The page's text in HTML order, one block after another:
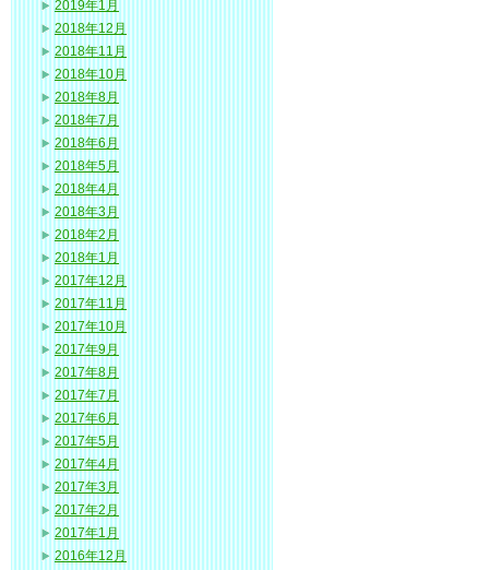
2019年1月
2018年12月
2018年11月
2018年10月
2018年8月
2018年7月
2018年6月
2018年5月
2018年4月
2018年3月
2018年2月
2018年1月
2017年12月
2017年11月
2017年10月
2017年9月
2017年8月
2017年7月
2017年6月
2017年5月
2017年4月
2017年3月
2017年2月
2017年1月
2016年12月